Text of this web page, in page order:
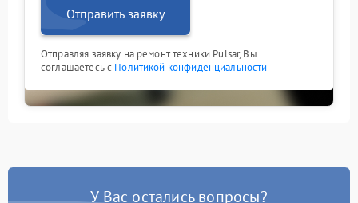
Отправить заявку
Отправляя заявку на ремонт техники Pulsar, Вы
соглашаетесь с Политикой конфиденциальности
У Вас остались вопросы?